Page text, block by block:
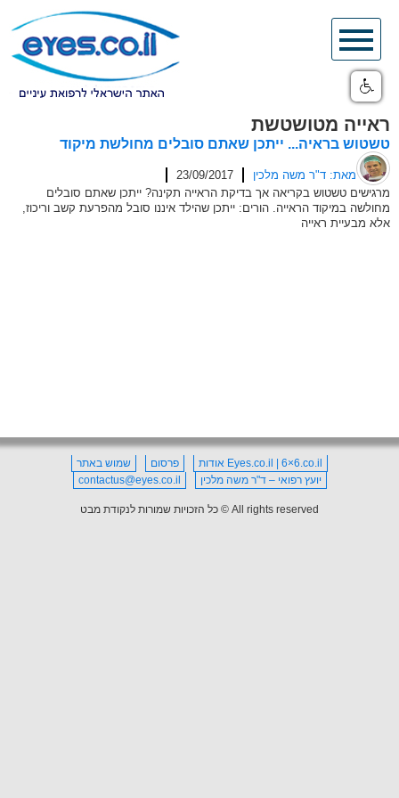
Skip
content
ראייה מטושטשת
טשטוש בראיה... ייתכן שאתם סובלים מחולשת מיקוד
מאת: ד"ר משה מלכין
23/09/2017
מרגישים טשטוש בקריאה אך בדיקת הראייה תקינה? ייתכן שאתם סובלים
מחולשה במיקוד הראייה. הורים: ייתכן שהילד איננו סובל מהפרעת קשב וריכוז,
אלא מבעיית ראייה
Eyes.co.il | 6×6.co.il אודות פרסום
שמוש באתר
יועץ רפואי – ד"ר משה מלכין
contactus@eyes.co.il
All rights reserved © כל הזכויות שמורות לנקודת מבט